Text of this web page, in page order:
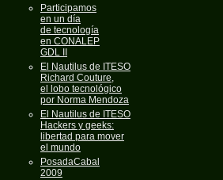
Participamos
en un día
de tecnología
en CONALEP
GDL II
El Nautilus de ITESO
Richard Couture,
el lobo tecnológico
por Norma Mendoza
El Nautilus de ITESO
Hackers y geeks:
libertad para mover
el mundo
PosadaCabal
2009